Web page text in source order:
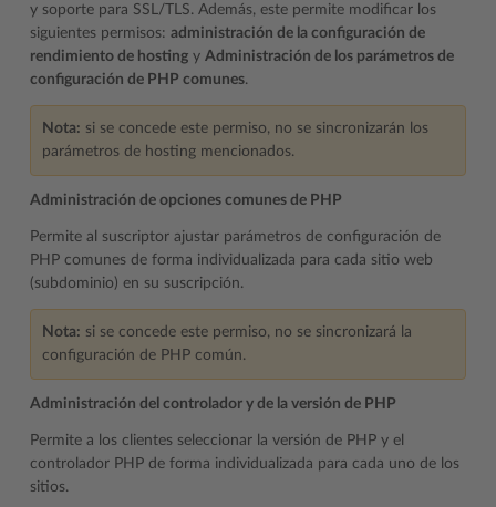
y soporte para SSL/TLS. Además, este permite modificar los
siguientes permisos: administración de la configuración de
rendimiento de hosting y Administración de los parámetros de
configuración de PHP comunes.
Nota: si se concede este permiso, no se sincronizarán los
parámetros de hosting mencionados.
Administración de opciones comunes de PHP
Permite al suscriptor ajustar parámetros de configuración de
PHP comunes de forma individualizada para cada sitio web
(subdominio) en su suscripción.
Nota: si se concede este permiso, no se sincronizará la
configuración de PHP común.
Administración del controlador y de la versión de PHP
Permite a los clientes seleccionar la versión de PHP y el
controlador PHP de forma individualizada para cada uno de los
sitios.